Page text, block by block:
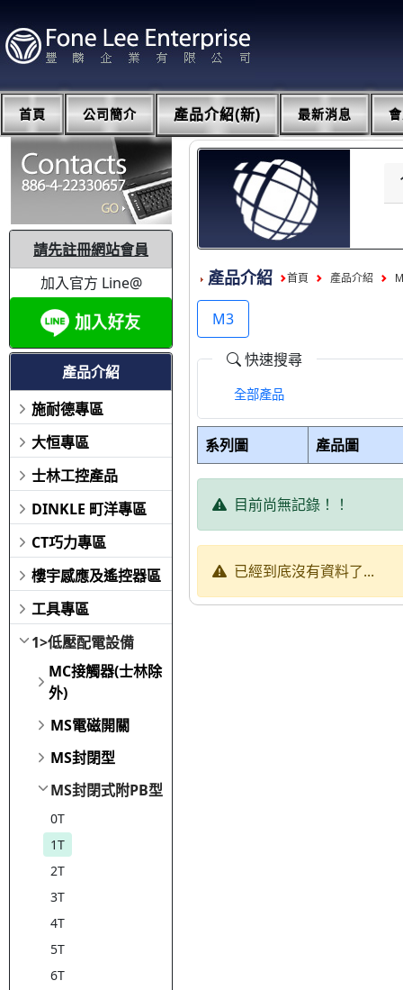
首頁 公司簡介 產品介紹(新) 最新消息
請先註冊網站會員
加入官方 Line@
產品介紹
施耐德專區
大恒專區
士林工控產品
DINKLE 町洋專區
CT巧力專區
樓宇感應及遙控器區
工具專區
1>低壓配電設備
MC接觸器(士林除
外)
MS電磁開關
MS封閉型
MS封閉式附PB型
0T
1T
2T
3T
4T
5T
6T
產品介紹 首頁 產品介紹
M3
快速搜尋
全部產品
系列圖 產品圖
目前尚無記錄！！
已經到底沒有資料了...